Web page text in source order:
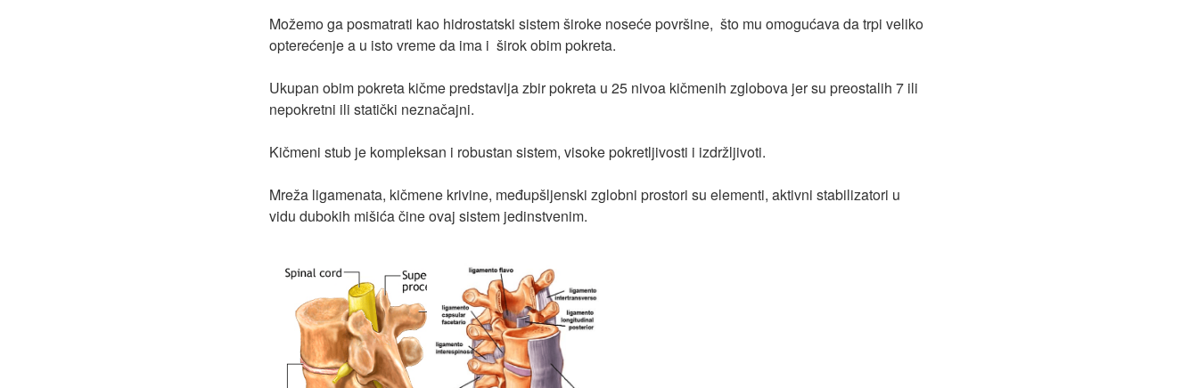
Možemo ga posmatrati kao hidrostatski sistem široke noseće površine, što mu omogućava da trpi veliko
opterećenje a u isto vreme da ima i širok obim pokreta.
Ukupan obim pokreta kičme predstavlja zbir pokreta u 25 nivoa kičmenih zglobova jer su preostalih 7 ili
nepokretni ili statički neznačajni.
Kičmeni stub je kompleksan i robustan sistem, visoke pokretljivosti i izdržljivoti.
Mreža ligamenata, kičmene krivine, međupšljenski zglobni prostori su elementi, aktivni stabilizatori u
vidu dubokih mišića čine ovaj sistem jedinstvenim.